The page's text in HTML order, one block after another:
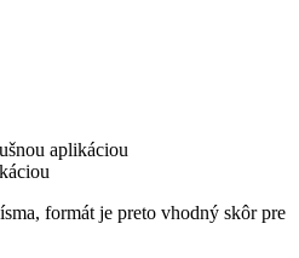
aplikáciou
formát je preto vhodný skôr pre